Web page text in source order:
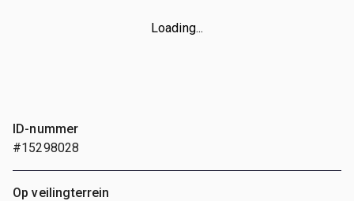
Loading...
ID-nummer
#15298028
Op veilingterrein